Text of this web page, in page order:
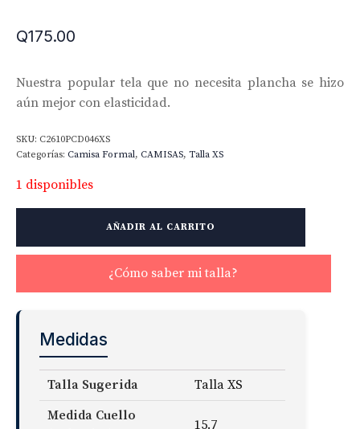
Q175.00
Nuestra popular tela que no necesita plancha se hizo
aún mejor con elasticidad.
SKU: C2610PCD046XS
Categorías: Camisa Formal, CAMISAS, Talla XS
1 disponibles
Stretch
cantidad
AÑADIR AL CARRITO
¿Cómo saber mi talla?
Medidas
Talla Sugerida
Talla XS
Medida Cuello
15.7